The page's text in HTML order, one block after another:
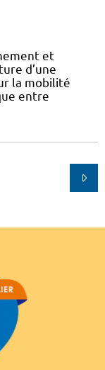
et
d’une
la mobilité
entre